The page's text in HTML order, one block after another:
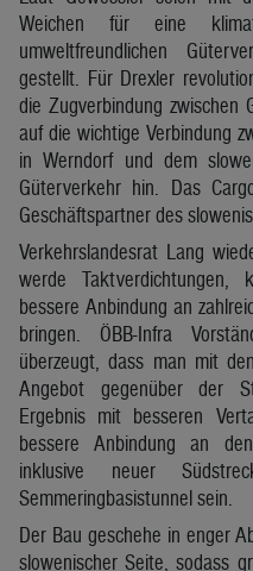
Weichen für eine
umweltfreundlichen
gestellt. Für Drexler
die Zugverbindung zwischen
auf die wichtige Verbindung
in Werndorf und dem
Güterverkehr hin. Das
Geschäftspartner des
Verkehrslandesrat Lang
werde Taktverdichtungen,
bessere Anbindung an
bringen. ÖBB-Infra
überzeugt, dass man mit
Angebot gegenüber der
Ergebnis mit besseren
bessere Anbindung an
inklusive neuer
Semmeringbasistunnel sein.
Der Bau geschehe in enger
slowenischer Seite, sodass